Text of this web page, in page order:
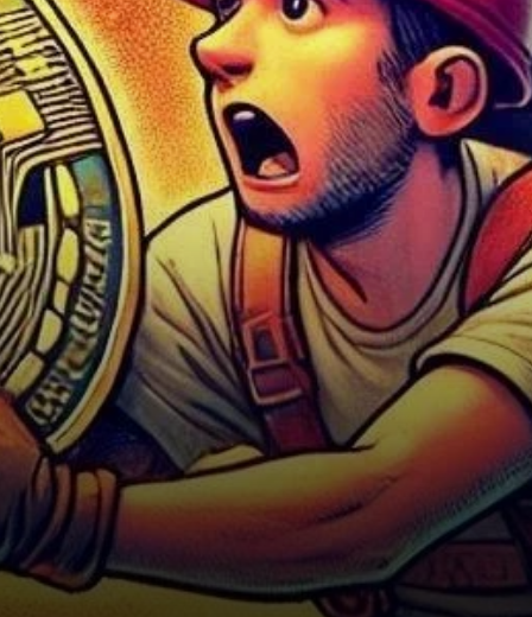
grandes entreprises de
minage de Bitcoin en
Amérique du Nord, fait face à
un examen…